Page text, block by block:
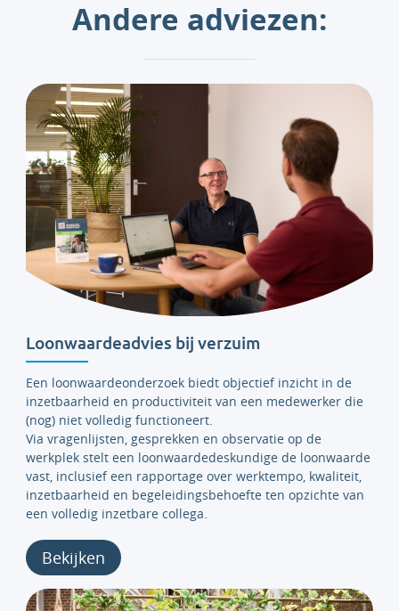
Andere adviezen:
Loonwaardeadvies bij verzuim
Een loonwaardeonderzoek biedt objectief inzicht in de
inzetbaarheid en productiviteit van een medewerker die
(nog) niet volledig functioneert.
Via vragenlijsten, gesprekken en observatie op de
werkplek stelt een loonwaardedeskundige de loonwaarde
vast, inclusief een rapportage over werktempo, kwaliteit,
inzetbaarheid en begeleidingsbehoefte ten opzichte van
een volledig inzetbare collega.
Bekijken